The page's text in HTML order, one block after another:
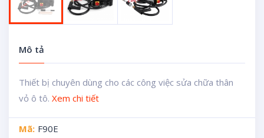
Mô tả
Thiết bị chuyên dùng cho các công việc sửa chữa thân
vỏ ô tô. Xem chi tiết
Mã: F90E